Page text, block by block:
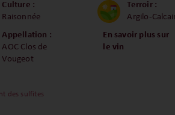
Culture :
Raisonnée
Terroir :
Argilo-
Appellation :
AOC Clos de
Vougeot
En savoir plus sur
le vin
des sulfites